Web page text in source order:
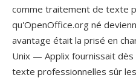
comme traitement de texte
qu'OpenOffice.org né
avantage était la prisé en
Unix — Applix fournissait
texte professionnelles sûr